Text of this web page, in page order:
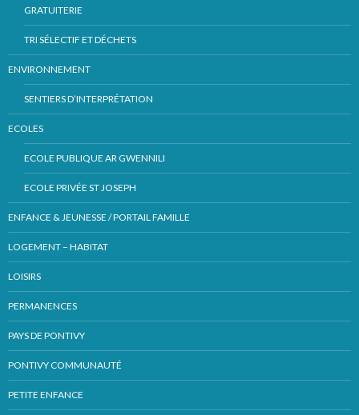
GRATUITERIE
TRI SÉLECTIF ET DÉCHETS
ENVIRONNEMENT
SENTIERS D’INTERPRÉTATION
ECOLES
ECOLE PUBLIQUE AR GWENNILI
ECOLE PRIVÉE ST JOSEPH
ENFANCE & JEUNESSE / PORTAIL FAMILLE
LOGEMENT – HABITAT
LOISIRS
PERMANENCES
PAYS DE PONTIVY
PONTIVY COMMUNAUTÉ
PETITE ENFANCE